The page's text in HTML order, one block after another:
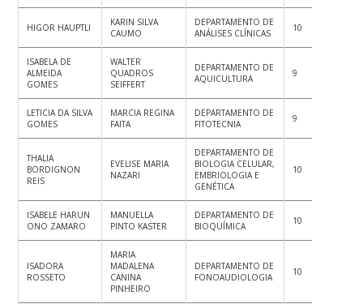
HIGOR HAUPTLI
KARIN SILVA
CAUMO
DEPARTAMENTO DE
ANÁLISES CLÍNICAS
10
ISABELA DE
ALMEIDA
GOMES
WALTER
QUADROS
SEIFFERT
DEPARTAMENTO DE
AQUICULTURA
9
LETICIA DA SILVA
GOMES
MARCIA REGINA
FAITA
DEPARTAMENTO DE
FITOTECNIA
9
THALIA
BORDIGNON
REIS
EVELISE MARIA
NAZARI
DEPARTAMENTO DE
BIOLOGIA CELULAR,
EMBRIOLOGIA E
GENÉTICA
10
ISABELE HARUN
ONO ZAMARO
MANUELLA
PINTO KASTER
DEPARTAMENTO DE
BIOQUÍMICA
10
ISADORA
ROSSETO
MARIA
MADALENA
CANINA
PINHEIRO
DEPARTAMENTO DE
FONOAUDIOLOGIA
10